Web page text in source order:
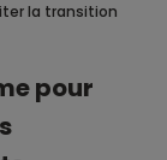
la transition
pour